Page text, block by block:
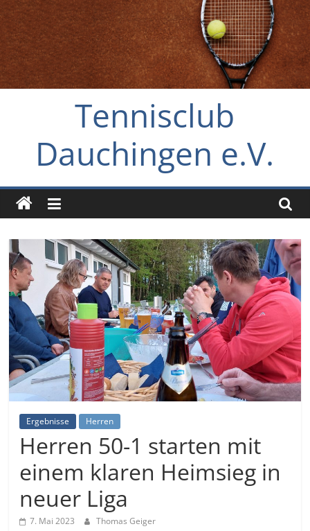
Zum
Inhalt
springen
Tennisclub
Dauchingen e.V.
Ergebnisse Herren
Herren 50-1 starten mit
einem klaren Heimsieg in
neuer Liga
7. Mai 2023 Thomas Geiger